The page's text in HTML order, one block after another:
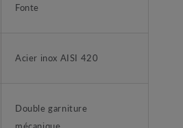
Fonte
Acier inox AISI 420
Double garniture